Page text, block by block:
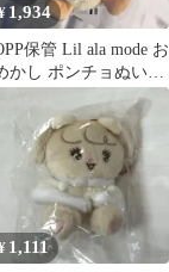
1,934
保管 Lil ala mode お
かし ポンチョぬいぐ
み パフ
1,111